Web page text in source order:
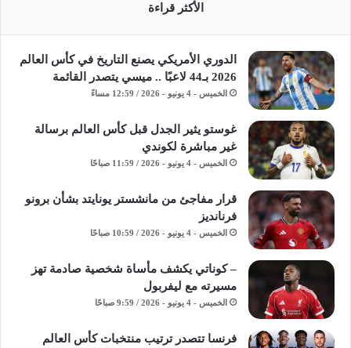
الأكثر قراءة
الدوري الأمريكي يصنع التاريخ في كأس العالم
2026 بـ44 لاعبًا .. ميسي يتصدر القائمة
الخميس - 4 يونيو - 2026 / 12:59 مساءً
غوستو يثير الجدل قبل كأس العالم برسالة
غير مباشرة لكوندي
الخميس - 4 يونيو - 2026 / 11:59 صباحًا
قرار مفاجئ من مانشستر يونايتد بشأن برونو
فرنانديز
الخميس - 4 يونيو - 2026 / 10:59 صباحًا
– كوناتي يكشف مأساة شخصية صادمة تهز
مسيرته مع ليفربول
الخميس - 4 يونيو - 2026 / 9:59 صباحًا
فرنسا تتصدر ترتيب منتخبات كأس العالم